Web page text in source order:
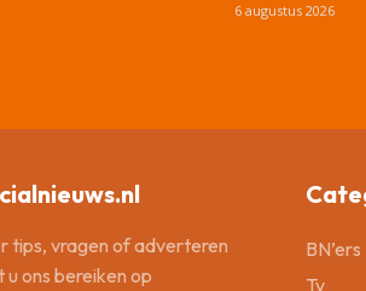
6 augustus 2026
tips, vragen of adverteren
u ons bereiken op
BN’ers
Tv